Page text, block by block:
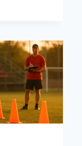
КОМАНДЕ:
СОВЕТЫ
ДЛЯ
РОДИТЕЛЕЙ
ЮНЫХ
ФУТБОЛИСТОВ